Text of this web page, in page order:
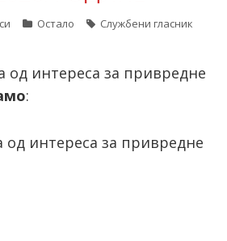
Остало Службени гласник
од интереса за привредне
:
од интереса за привредне